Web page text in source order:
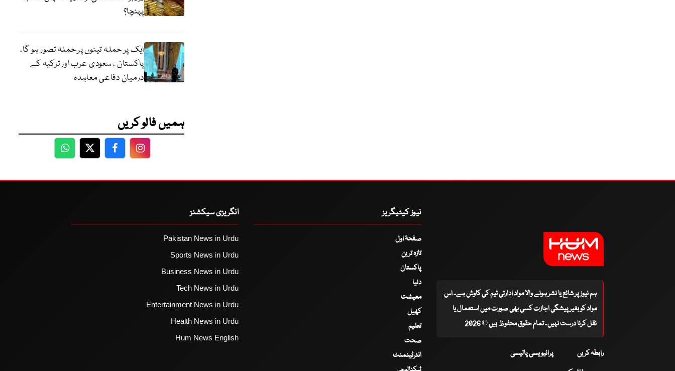
پہنچا؟
ایک پر حملہ تینوں پر حملہ تصور ہو گا،
پاکستان ، سعودی عرب اور ترکیہ کے
درمیان دفاعی معاہدہ
ہمیں فالو کریں
WhatsApp
TwitterFacebookFacebook
ہم نیوز پر شائع یا نشر ہونے والا مواد ادارتی ٹیم کی کاوش ہے۔ اس
مواد کو بغیر پیشگی اجازت کسی بھی صورت میں استعمال یا
نقل کرنا درست نہیں۔ تمام حقوق محفوظ ہیں © 2026
رابطہ کریں پرائیویسی پالیسی
نیوز کیٹیگریز
صفحۂ اول
تازہ ترین
پاکستان
دنیا
معیشت
کھیل
تعلیم
صحت
انٹرٹینمنٹ
انگریزی سیکشنز
Pakistan News in Urdu
Sports News in Urdu
Business News in Urdu
Tech News in Urdu
Entertainment News in Urdu
Health News in Urdu
Hum News English